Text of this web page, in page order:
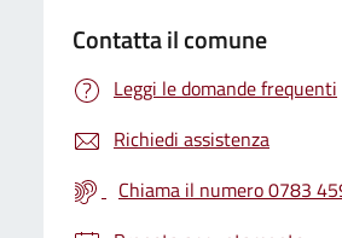
Contatta il comune
Leggi le domande frequenti
Richiedi assistenza
Chiama il numero 0783